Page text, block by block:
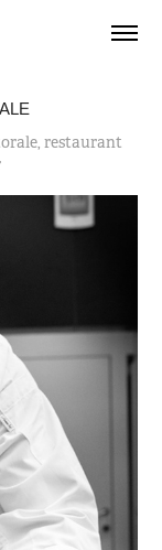
restaurant